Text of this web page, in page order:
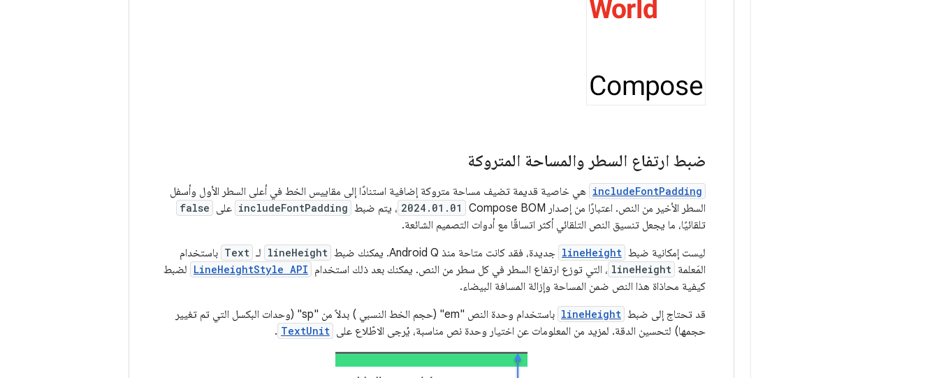
ضبط ارتفاع السطر والمساحة المتروكة
includeFontPadding هي خاصية قديمة تضيف مساحة متروكة إضافية استنادًا إلى مقاييس الخط في أعلى السطر الأول وأسفل
السطر الأخير من النص. اعتبارًا من إصدار Compose BOM
2024.01.01 ، يتم ضبط includeFontPadding على false
تلقائيًا، ما يجعل تنسيق النص التلقائي أكثر اتساقًا مع أدوات التصميم الشائعة.
ليست إمكانية ضبط lineHeight جديدة، فقد كانت متاحة منذ Android Q. يمكنك ضبط lineHeight لـ Text باستخدام
المَعلمة lineHeight ، التي توزع ارتفاع السطر في كل سطر من النص. يمكنك بعد ذلك استخدام LineHeightStyle API لضبط
كيفية محاذاة هذا النص ضمن المساحة وإزالة المسافة البيضاء.
قد تحتاج إلى ضبط lineHeight
باستخدام وحدة النص "em" (حجم الخط النسبي ) بدلاً من "sp" (وحدات البكسل التي تم تغيير
حجمها) لتحسين الدقة. لمزيد من المعلومات عن اختيار وحدة نص مناسبة، يُرجى الاطّلاع على TextUnit
.